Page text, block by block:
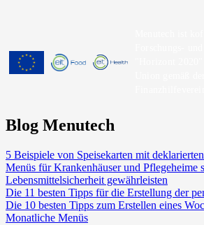
Blog Menutech
5 Beispiele von Speisekarten mit
Menüs für Krankenhäuser und Pflegeheime
Lebensmittelsicherheit gewährleisten
Die 11 besten Tipps für die Erstellung der
Die 10 besten Tipps zum Erstellen eines
Monatliche Menüs